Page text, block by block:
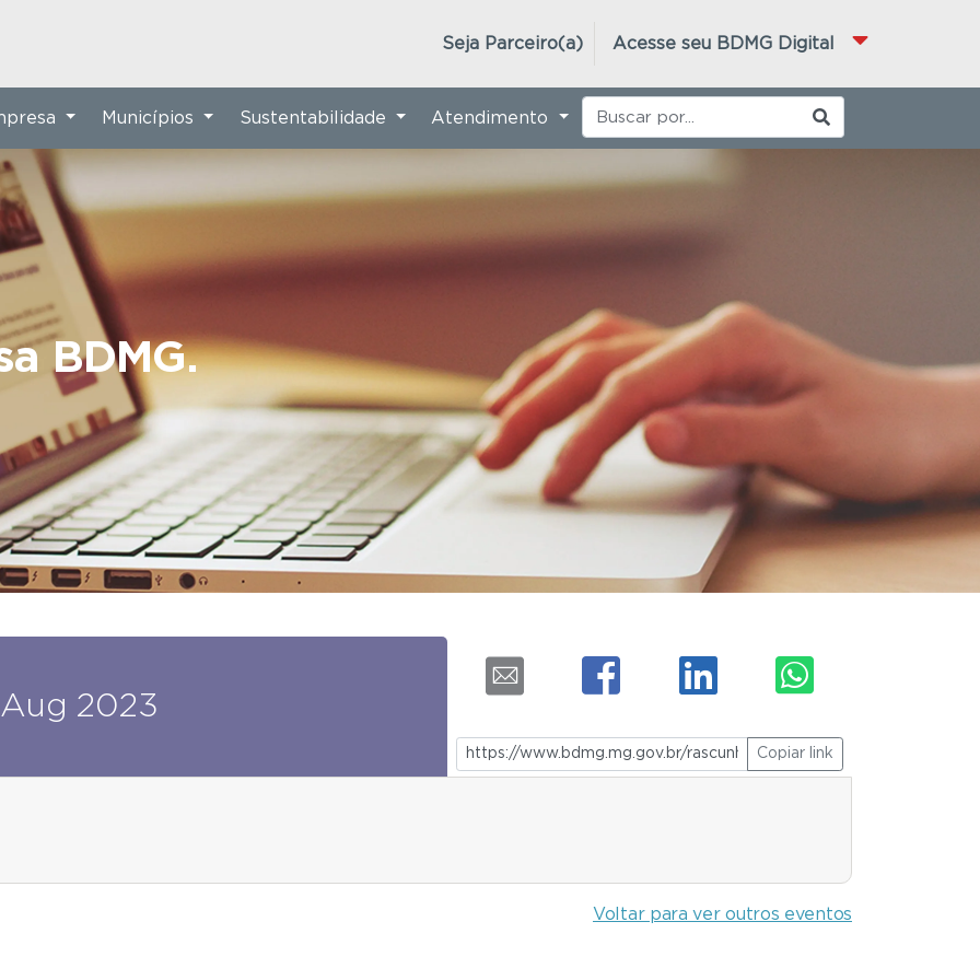
Acesse seu BDMG Digital
Seja Parceiro(a)
BDMG.
Municípios Sustentabilidade Atendimento
Aug 2023
Copiar link
Voltar para ver outros eventos